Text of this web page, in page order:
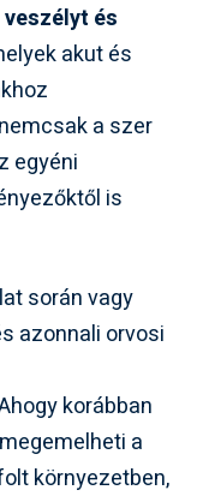
veszélyt és
akut és
a szer
egyéni
is
során vagy
azonnali orvosi
korábban
a
környezetben,